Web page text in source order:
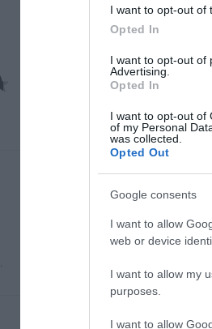
I want to opt-out of
Opted In
I want to opt-out of
Advertising.
Opted In
I want to opt-out of
of my Personal
was collected.
Opted Out
Google consents
I want to allow
web or device
I want to allow my
purposes.
I want to allow
Hangulatos, családias
Finom ételek és árak is